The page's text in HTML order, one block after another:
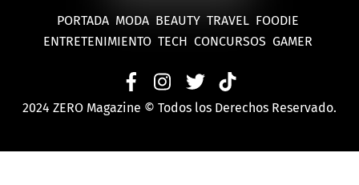
PORTADA MODA BEAUTY TRAVEL FOODIE
ENTRETENIMIENTO TECH CONCURSOS GAMER
2024 ZERO Magazine © Todos los Derechos Reservado.